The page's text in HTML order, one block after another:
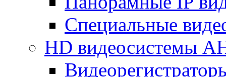
Специальные
HD видеосистемы